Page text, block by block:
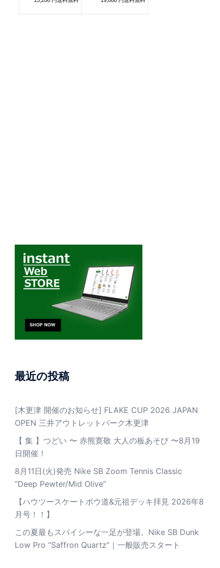
最近の投稿
[木更津 開催のお知らせ] FLAKE CUP 2026 JAPAN
OPEN 三井アウトレットパーク木更津
【 集 】つどい 〜 赤熊寛敬 大人の板あそび 〜8月19
日開催！
8月11日(火)発売 Nike SB Zoom Tennis Classic
”Deep Pewter/Mid Olive”
【ハウツースケートボウ道&元祖デッキ拝見 2026年8
月号！！】
この夏最もスパイシーな一足が登場。Nike SB Dunk
Low Pro “Saffron Quartz”｜一般販売スタート